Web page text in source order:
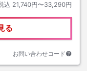
込 21,740円〜33,290円
る
お問い合わせコード